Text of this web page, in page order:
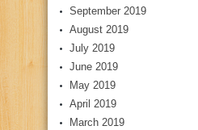
September 2019
August 2019
July 2019
June 2019
May 2019
April 2019
March 2019